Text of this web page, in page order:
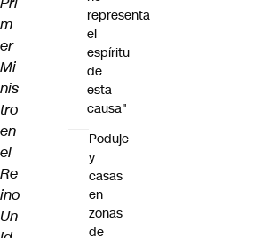
m
er
Mi
nis
tro
en
el
Re
ino
Un
representa
el
espíritu
de
esta
causa"
Poduje
y
casas
en
zonas
de